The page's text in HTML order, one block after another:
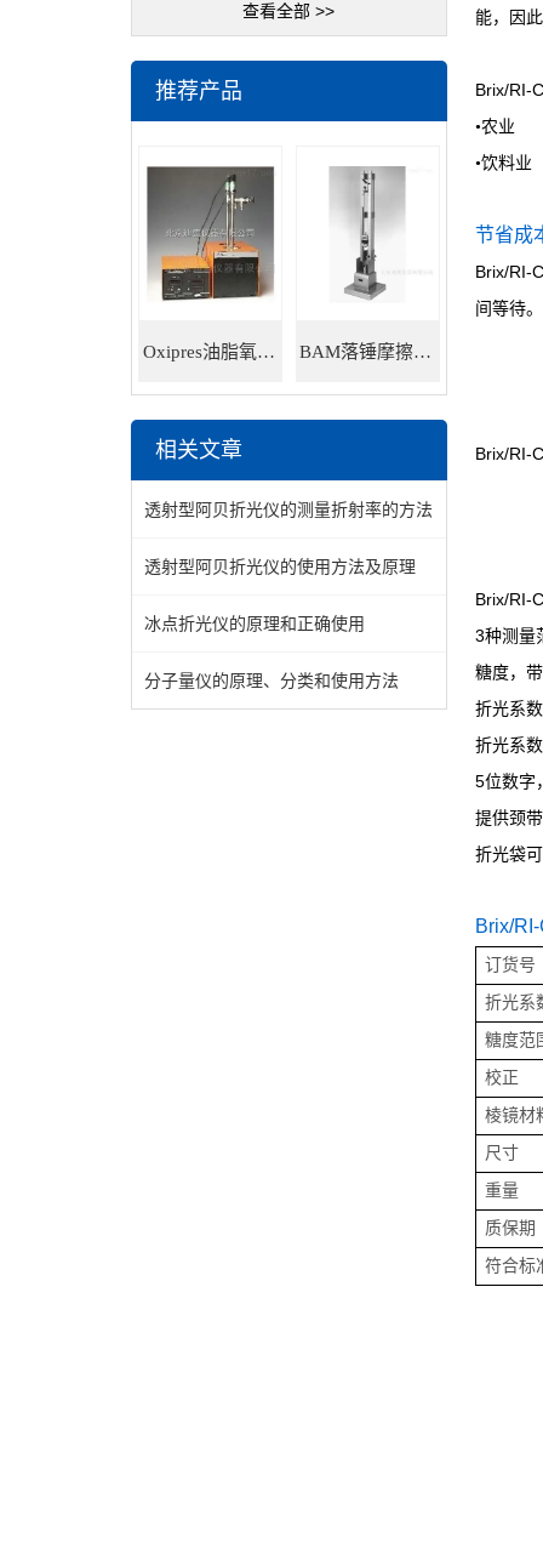
查看全部 >>
推荐产品
Oxipres油脂氧化稳定性仪 BAM落锤摩擦感度仪
相关文章
透射型阿贝折光仪的测量折射率的方法
透射型阿贝折光仪的使用方法及原理
冰点折光仪的原理和正确使用
分子量仪的原理、分类和使用方法
能，因
Brix/RI-
•农业
•饮料业
节省成
Brix/RI-
间等待。
Brix/RI-
Brix/RI-
3种测量
糖度，带
折光系
折光系
5位数字
提供颈带
折光袋
Brix/
订货号
折光系
糖度范
校正
棱镜材
尺寸
重量
质保期
符合标